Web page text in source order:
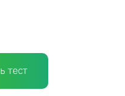
тест